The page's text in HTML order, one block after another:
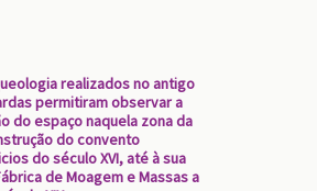
realizados no antigo
permitiram observar a
do espaço naquela zona da
do convento
do século XVI, até à sua
de Moagem e Massas a